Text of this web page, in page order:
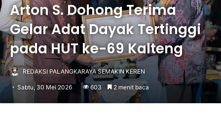
Arton S. Dohong Terima
Gelar Adat Dayak Tertinggi
pada HUT ke-69 Kalteng
REDAKSI PALANGKARAYA SEMAKIN KEREN
Sabtu, 30 Mei 2026 603 2 menit baca